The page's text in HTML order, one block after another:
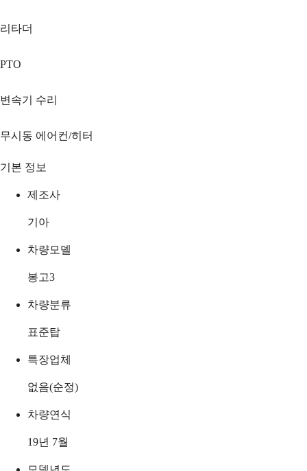
리타더
PTO
변속기 수리
무시동 에어컨/히터
기본 정보
제조사
기아
차량모델
봉고3
차량분류
표준탑
특장업체
없음(순정)
차량연식
19년 7월